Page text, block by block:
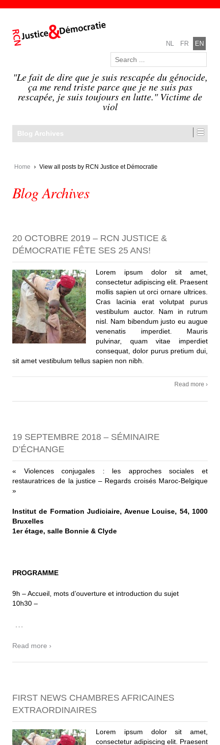
NL FR EN
"Le fait de dire que je suis rescapée du génocide,
ça me rend triste parce que je ne suis pas
rescapée, je suis toujours en lutte." Victime de
viol
Blog Archives
Home › View all posts by RCN Justice et Démocratie
Blog Archives
20 OCTOBRE 2019 – RCN JUSTICE &
DÉMOCRATIE FÊTE SES 25 ANS!
Lorem ipsum dolor sit amet,
consectetur adipiscing elit. Praesent
mollis sapien ut orci ornare ultrices.
Cras lacinia erat volutpat purus
vestibulum auctor. Nam in rutrum
nisl. Nam bibendum justo eu augue
venenatis imperdiet. Mauris
pulvinar, quam vitae imperdiet
consequat, dolor purus pretium dui,
sit amet vestibulum tellus sapien non nibh.
Read more ›
19 SEPTEMBRE 2018 – SÉMINAIRE
D’ÉCHANGE
« Violences conjugales : les approches sociales et
restauratrices de la justice – Regards croisés Maroc-Belgique
»
Institut de Formation Judiciaire, Avenue Louise, 54, 1000
Bruxelles
1er étage, salle Bonnie & Clyde
PROGRAMME
9h – Accueil, mots d’ouverture et introduction du sujet
10h30 –
…
Read more ›
FIRST NEWS CHAMBRES AFRICAINES
EXTRAORDINAIRES
Lorem ipsum dolor sit amet,
consectetur adipiscing elit. Praesent